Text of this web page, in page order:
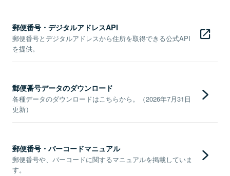
郵便番号・デジタルアドレスAPI
郵便番号とデジタルアドレスから住所を取得できる公式API
を提供。
郵便番号データのダウンロード
各種データのダウンロードはこちらから。（2026年7月31日
更新）
郵便番号・バーコードマニュアル
郵便番号や、バーコードに関するマニュアルを掲載していま
す。